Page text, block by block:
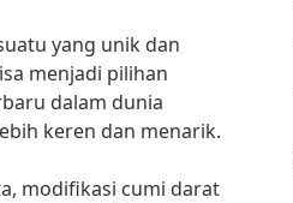
yang unik dan
menjadi pilihan
dalam dunia
keren dan menarik.
modifikasi cumi darat